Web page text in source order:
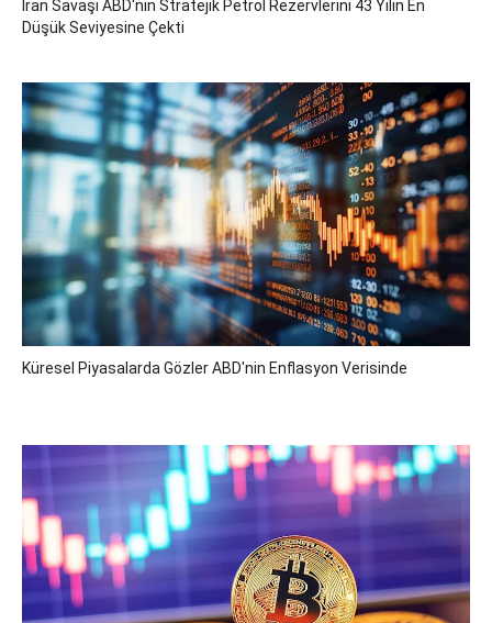
İran Savaşı ABD'nin Stratejik Petrol Rezervlerini 43 Yılın En
Düşük Seviyesine Çekti
Küresel Piyasalarda Gözler ABD'nin Enflasyon Verisinde